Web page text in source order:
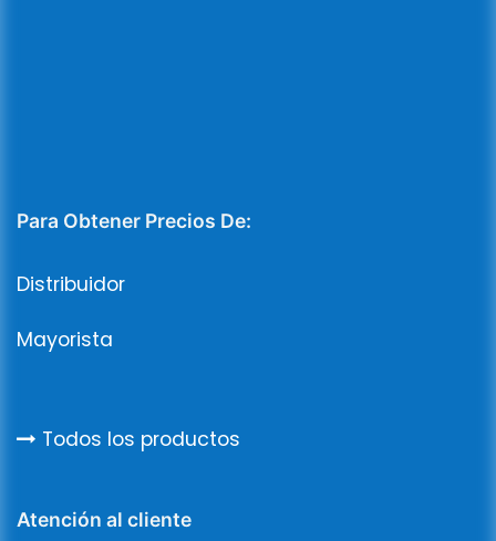
Para Obtener Precios De:
Distribuidor
Mayorista
Todos los productos
Atención al cliente